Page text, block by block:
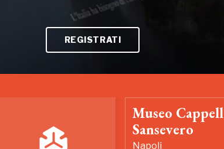
REGISTRATI
Museo
Sansevero
Napoli